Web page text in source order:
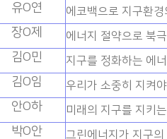
유O연 에코백으로 지구환
장O제 에너지 절약으로 북
김O민 지구를 정화하는 에너
김O임 우리가 소중히 지켜
안O하 미래의 지구를 지키
박O안 그린에너지가 지구의